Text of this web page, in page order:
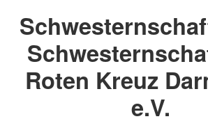
Roten Kreuz
e.V.